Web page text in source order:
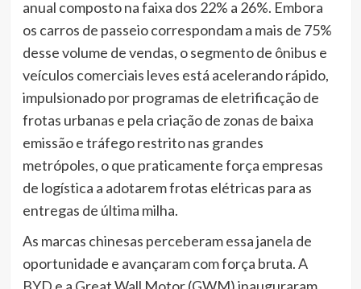
anual composto na faixa dos 22% a 26%. Embora
os carros de passeio correspondam a mais de 75%
desse volume de vendas, o segmento de ônibus e
veículos comerciais leves está acelerando rápido,
impulsionado por programas de eletrificação de
frotas urbanas e pela criação de zonas de baixa
emissão e tráfego restrito nas grandes
metrópoles, o que praticamente força empresas
de logística a adotarem frotas elétricas para as
entregas de última milha.
As marcas chinesas perceberam essa janela de
oportunidade e avançaram com força bruta. A